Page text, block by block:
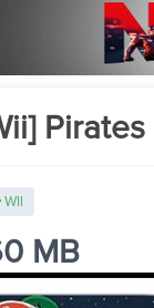
WII
MB